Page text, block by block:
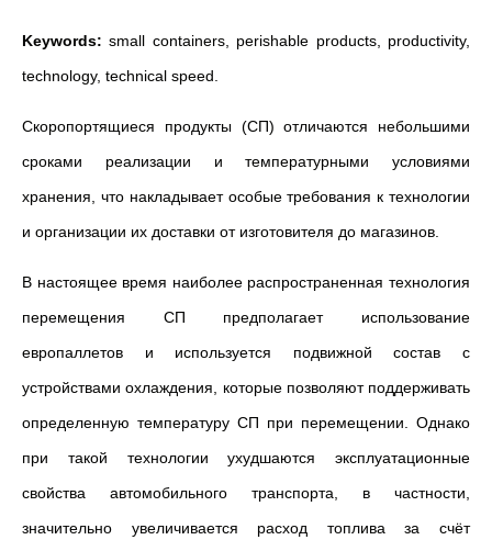
Keywords:small containers, perishable products, productivity,
technology, technical speed.
Скоропортящиеся продукты (СП) отличаются небольшими
сроками реализации и температурными условиями
хранения, что накладывает особые требования к технологии
и организации их доставки от изготовителя до магазинов.
В настоящее время наиболее распространенная технология
перемещения СП предполагает использование
европаллетов и используется подвижной состав с
устройствами охлаждения, которые позволяют поддерживать
определенную температуру СП при перемещении. Однако
при такой технологии ухудшаются эксплуатационные
свойства автомобильного транспорта, в частности,
значительно увеличивается расход топлива за счёт